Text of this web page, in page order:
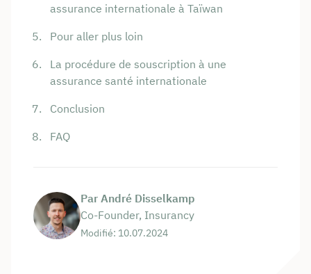
assurance internationale à Taïwan
Pour aller plus loin
La procédure de souscription à une
assurance santé internationale
Conclusion
FAQ
Par André Disselkamp
Co-Founder, Insurancy
Modifié: 10.07.2024